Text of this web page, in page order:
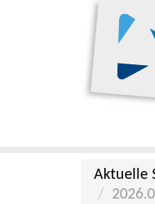
Aktuelle